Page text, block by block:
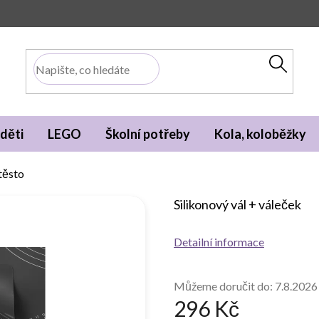
LEGO Školní potřeby Kola, koloběžky
296 Kč
Můžeme doručit do: 7.8.2026
Silikonový vál + váleček
Detailní informace